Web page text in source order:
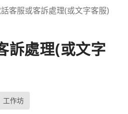
客服或客訴處理(或文字客服)
訴處理(或文字
工作坊